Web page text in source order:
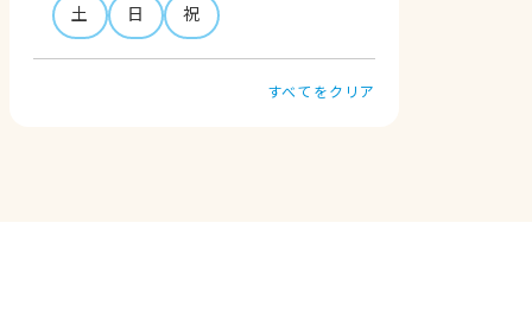
土
日 祝
すべてをクリア